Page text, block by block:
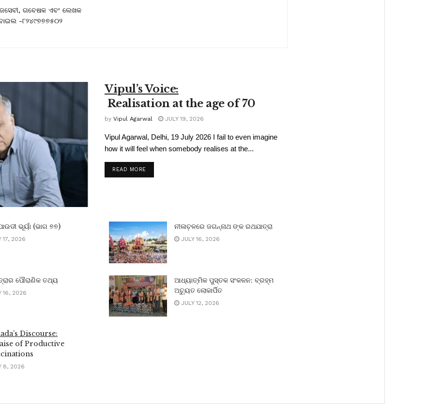
ଗବେଷକ ଏବଂ ଲେଖକ
-୮୨୪୯୭୭୭୫୦୨
Vipul’s Voice:
Realisation at the age of 70
by Vipul Agarwal JULY 19, 2026
Vipul Agarwal, Delhi, 19 July 2026 I fail to even imagine
how it will feel when somebody realises at the...
READ MORE
ଭୂୟାଁ (ଭାଗ ୭୭)
17, 2026
ନୀଳାଚ଼ଳରେ ଜଗନ୍ନାଥ ଙ୍କ ରଥଯାତ୍ରା
JULY 16, 2026
ପୌରାଣିକ ତଥ୍ୟ
16, 2026
ଆଧ୍ୟାତ୍ମିକ ପୁସ୍ତକ ସଂକଳନ: ବ୍ରହ୍ମ
ଅଚ୍ୟୁତ ଲୋକାର୍ପିତ
JULY 12, 2026
Discourse:
of Productive
8, 2026